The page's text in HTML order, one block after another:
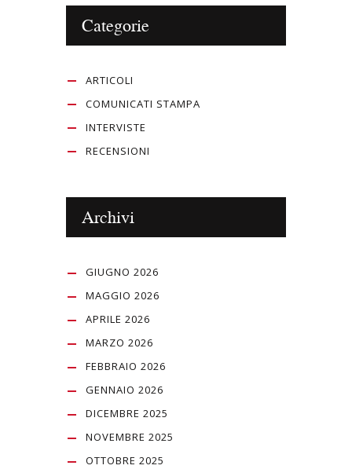
Categorie
ARTICOLI
COMUNICATI STAMPA
INTERVISTE
RECENSIONI
Archivi
GIUGNO 2026
MAGGIO 2026
APRILE 2026
MARZO 2026
FEBBRAIO 2026
GENNAIO 2026
DICEMBRE 2025
NOVEMBRE 2025
OTTOBRE 2025